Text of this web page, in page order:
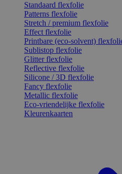
Standaard flexfolie
Patterns flexfolie
Stretch / premium flexfolie
Effect flexfolie
Printbare (eco-solvent)
Sublistop flexfolie
Glitter flexfolie
Reflective flexfolie
Silicone / 3D flexfolie
Fancy flexfolie
Metallic flexfolie
Eco-vriendelijke flexfolie
Kleurenkaarten